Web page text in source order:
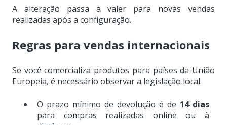
A alteração passa a valer para novas vendas
realizadas após a configuração.
Regras para vendas internacionais
Se você comercializa produtos para países da União
Europeia, é necessário observar a legislação local.
O prazo mínimo de devolução é de 14 dias
para compras realizadas online ou à